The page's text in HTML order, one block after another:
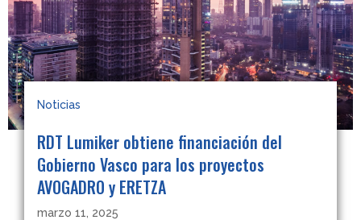
Noticias
RDT Lumiker obtiene financiación del
Gobierno Vasco para los proyectos
AVOGADRO y ERETZA
marzo 11, 2025